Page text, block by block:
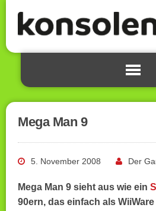
Mega Man 9
5. November 2008 Der
Mega Man 9 sieht aus wie ein
90ern, das einfach als